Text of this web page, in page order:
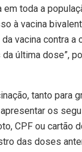
toda a
à vacina
vacina contra a
última dose”,
tanto para
os
CPF ou cartão
das doses